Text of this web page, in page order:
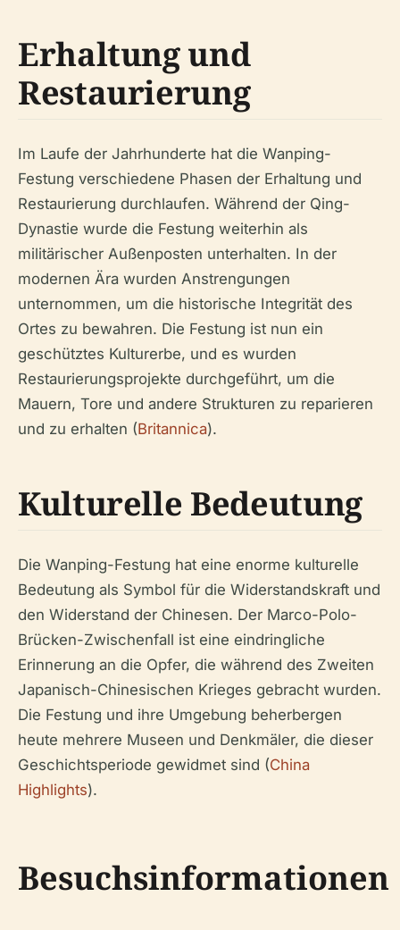
Erhaltung und
Restaurierung
Im Laufe der Jahrhunderte hat die Wanping-
Festung verschiedene Phasen der Erhaltung und
Restaurierung durchlaufen. Während der Qing-
Dynastie wurde die Festung weiterhin als
militärischer Außenposten unterhalten. In der
modernen Ära wurden Anstrengungen
unternommen, um die historische Integrität des
Ortes zu bewahren. Die Festung ist nun ein
geschütztes Kulturerbe, und es wurden
Restaurierungsprojekte durchgeführt, um die
Mauern, Tore und andere Strukturen zu reparieren
und zu erhalten (Britannica).
Kulturelle Bedeutung
Die Wanping-Festung hat eine enorme kulturelle
Bedeutung als Symbol für die Widerstandskraft und
den Widerstand der Chinesen. Der Marco-Polo-
Brücken-Zwischenfall ist eine eindringliche
Erinnerung an die Opfer, die während des Zweiten
Japanisch-Chinesischen Krieges gebracht wurden.
Die Festung und ihre Umgebung beherbergen
heute mehrere Museen und Denkmäler, die dieser
Geschichtsperiode gewidmet sind (China
Highlights).
Besuchsinformationen